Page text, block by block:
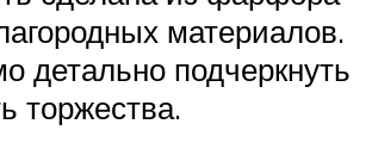
материалов.
детально подчеркнуть
торжества.